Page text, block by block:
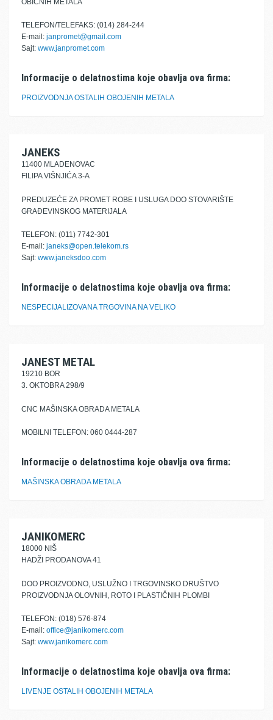
OBIČNIH METALA
TELEFON/TELEFAKS: (014) 284-244
E-mail: janpromet@gmail.com
Sajt: www.janpromet.com
Informacije o delatnostima koje obavlja ova firma:
PROIZVODNJA OSTALIH OBOJENIH METALA
JANEKS
11400 MLADENOVAC
FILIPA VIŠNJIĆA 3-A
PREDUZEĆE ZA PROMET ROBE I USLUGA DOO STOVARIŠTE
GRAĐEVINSKOG MATERIJALA
TELEFON: (011) 7742-301
E-mail: janeks@open.telekom.rs
Sajt: www.janeksdoo.com
Informacije o delatnostima koje obavlja ova firma:
NESPECIJALIZOVANA TRGOVINA NA VELIKO
JANEST METAL
19210 BOR
3. OKTOBRA 298/9
CNC MAŠINSKA OBRADA METALA
MOBILNI TELEFON: 060 0444-287
Informacije o delatnostima koje obavlja ova firma:
MAŠINSKA OBRADA METALA
JANIKOMERC
18000 NIŠ
HADŽI PRODANOVA 41
DOO PROIZVODNO, USLUŽNO I TRGOVINSKO DRUŠTVO
PROIZVODNJA OLOVNIH, ROTO I PLASTIČNIH PLOMBI
TELEFON: (018) 576-874
E-mail: office@janikomerc.com
Sajt: www.janikomerc.com
Informacije o delatnostima koje obavlja ova firma:
LIVENJE OSTALIH OBOJENIH METALA